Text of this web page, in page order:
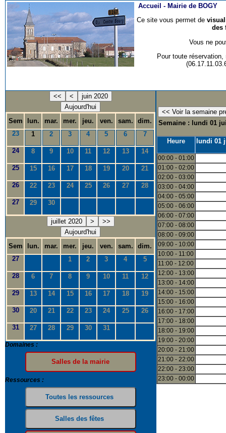
Accueil - Mairie de BOGY
Ce site vous permet de
des
Vous ne
Pour toute
<< <
juin 2020
Aujourd'hui
Sem
lun. mar. mer. jeu. ven. sam.
dim.
23
1 2 3 4 5 6 7
24 8 9 10 11 12 13 14
25 15 16 17 18 19 20 21
26 22 23 24 25 26 27 28
27 29 30
juillet 2020 >
>>
Aujourd'hui
Sem
lun. mar. mer. jeu. ven. sam.
dim.
27
1 2 3 4 5
28 6 7 8 9 10 11 12
29 13 14 15 16 17 18 19
30 20 21 22 23 24 25 26
31 27 28 29 30 31
Domaines :
Ressources :
Semaine : lundi 01
Heure lundi 01
00:00 - 01:00
01:00 - 02:00
02:00 - 03:00
03:00 - 04:00
04:00 - 05:00
05:00 - 06:00
06:00 - 07:00
07:00 - 08:00
08:00 - 09:00
09:00 - 10:00
10:00 - 11:00
11:00 - 12:00
12:00 - 13:00
13:00 - 14:00
14:00 - 15:00
15:00 - 16:00
16:00 - 17:00
17:00 - 18:00
18:00 - 19:00
19:00 - 20:00
20:00 - 21:00
21:00 - 22:00
22:00 - 23:00
23:00 - 00:00